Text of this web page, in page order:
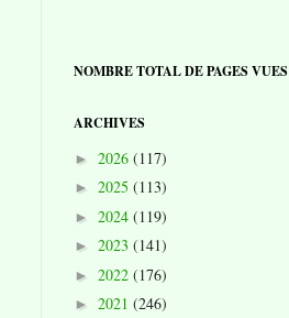
NOMBRE TOTAL DE PAGES VUES
ARCHIVES
► 2026 (117)
► 2025 (113)
► 2024 (119)
► 2023 (141)
► 2022 (176)
► 2021 (246)